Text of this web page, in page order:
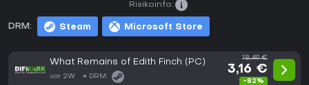
DRM: Steam Microsoft Store
Risikoinfo:
What Remains of Edith Finch (PC)
vor 2W DRM:
18,49 €
3,16 €
-82%